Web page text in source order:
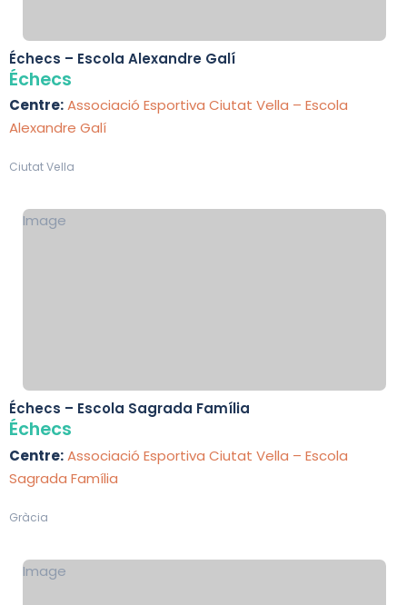
Échecs – Escola Alexandre Galí
Échecs
Centre:Associació Esportiva Ciutat Vella – Escola
Alexandre Galí
Ciutat Vella
Image
Échecs – Escola Sagrada Família
Échecs
Centre:Associació Esportiva Ciutat Vella – Escola
Sagrada Família
Gràcia
Image